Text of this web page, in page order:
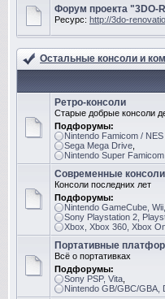
Форум проекта "3DO-
Ресурс: http://3do-
Остальные консоли и
Ретро-консоли
Старые добрые консоли
Подфорумы:
Nintendo Famicom /
Sega Mega Drive
Nintendo Super
Современные консоли
Консоли последних лет
Подфорумы:
Nintendo GameCube,
Sony Playstation 2,
Xbox, Xbox 360, Xbox
Портативные
Всё о портативках
Подфорумы:
Sony PSP, Vita
Nintendo GB/GBC/GBA,